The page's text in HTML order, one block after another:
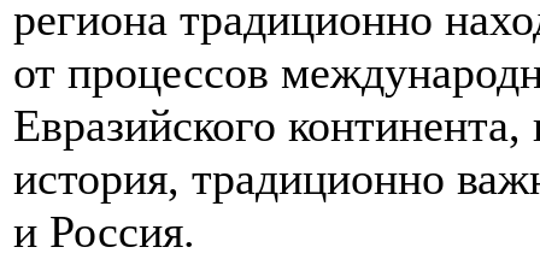
региона традиционно
от процессов
Евразийского
история, традиционно
и Россия.